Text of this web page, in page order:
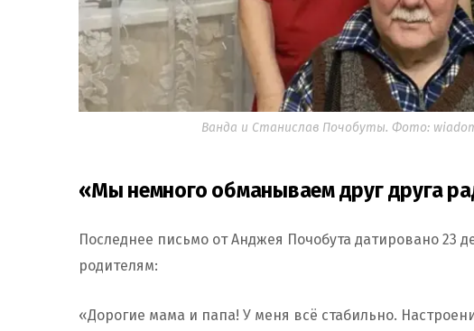
Ванда и Станислав Почобуты. Фото:
«Мы немного обманываем друг друга
Последнее письмо от Анджея Почобута датировано 23
родителям:
«Дорогие мама и папа! У меня всё стабильно.